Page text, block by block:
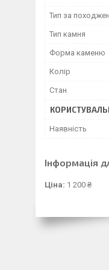
Тип за
Тип камня
Форма каменю
Колір
Стан
Наявність
Інформація
Ціна: 1 200 ₴